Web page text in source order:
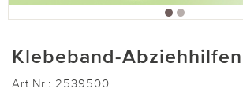
Klebeband-
Art.Nr.: 2539500